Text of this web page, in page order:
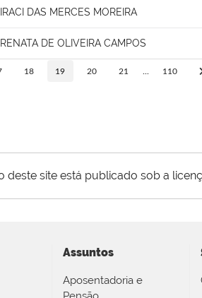
IRACI DAS MERCES MOREIRA
RENATA DE OLIVEIRA CAMPOS
18 19 20 21 110
deste site está publicado sob a
Assuntos
Aposentadoria e